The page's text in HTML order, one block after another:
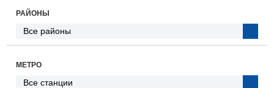
РАЙОНЫ
МЕТРО